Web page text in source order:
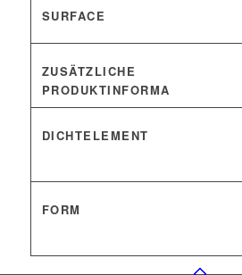
SURFACE
ZUSÄTZLICHE
PRODUKTINFORMA
DICHTELEMENT
FORM